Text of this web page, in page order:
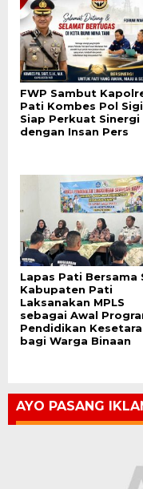
FWP Sambut
Pati Kombes Pol
Siap Perkuat Sinergi
dengan Insan Pers
Lapas Pati Bersama
Kabupaten Pati
Laksanakan MPLS
sebagai Awal
Pendidikan
bagi Warga Binaan
AYO PASANG